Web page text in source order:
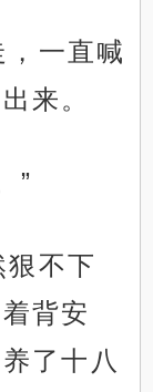
一直喊
来。
”
不下
背安
了十八